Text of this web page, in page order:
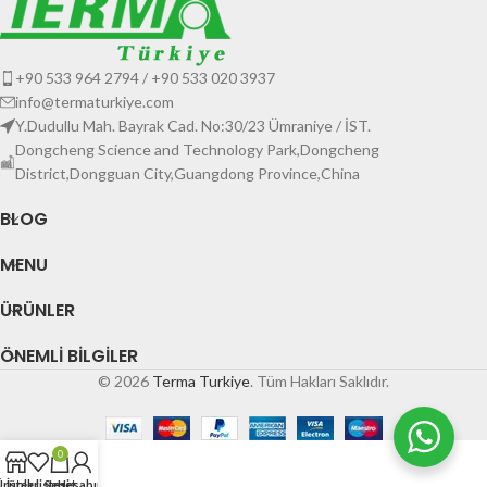
+90 533 964 2794 / +90 533 020 3937
info@termaturkiye.com
Y.Dudullu Mah. Bayrak Cad. No:30/23 Ümraniye / İST.
Dongcheng Science and Technology Park,Dongcheng
District,Dongguan City,Guangdong Province,China
BLOG
MENU
ÜRÜNLER
ÖNEMLI BILGILER
© 2026 Terma Turkiye. Tüm Hakları Saklıdır.
0